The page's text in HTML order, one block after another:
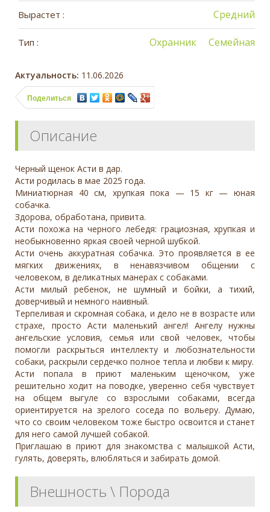
Вырастет : Средний
Тип : Семейная
Охранник
Актуальность: 11.06.2026
Поделиться
Описание
Черный щенок Асти в дар.
Асти родилась в мае 2025 года.
Миниатюрная 40 см, хрупкая пока — 15 кг — юная
собачка.
Здорова, обработана, привита.
Асти похожа на черного лебедя: грациозная, хрупкая и
необыкновенно яркая своей черной шубкой.
Асти очень аккуратная собачка. Это проявляется в ее
мягких движениях, в ненавязчивом общении с
человеком, в деликатных манерах с собаками.
Асти милый ребенок, не шумный и бойки, а тихий,
доверчивый и немного наивный.
Терпеливая и скромная собака, и дело не в возрасте или
страхе, просто Асти маленький ангел! Ангелу нужны
ангельские условия, семья или свой человек, чтобы
помогли раскрыться интеллекту и любознательности
собаки, раскрыли сердечко полное тепла и любви к миру.
Асти попала в приют маленьким щеночком, уже
решительно ходит на поводке, уверенно себя чувствует
на общем выгуле со взрослыми собаками, всегда
ориентируется на зрелого соседа по вольеру. Думаю,
что со своим человеком тоже быстро освоится и станет
для него самой лучшей собакой.
Приглашаю в приют для знакомства с малышкой Асти,
гулять, доверять, влюбляться и забирать домой.
Внешность \ Порода